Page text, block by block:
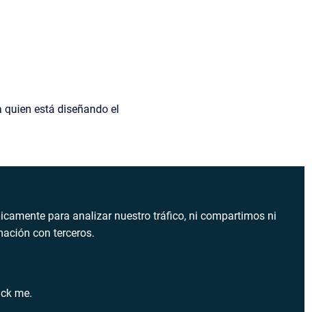
está diseñando el
para analizar nuestro tráfico, ni compartimos ni
con terceros.
me.